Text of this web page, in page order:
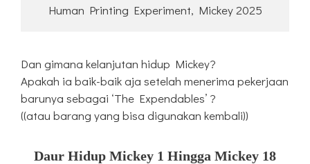
Human Printing Experiment, Mickey 2025
Dan gimana kelanjutan hidup Mickey?
Apakah ia baik-baik aja setelah menerima pekerjaan
barunya sebagai ‘The Expendables’ ?
((atau barang yang bisa digunakan kembali))
Daur Hidup Mickey 1 Hingga Mickey 18